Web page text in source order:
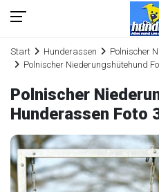
Start Hunderassen Polnischer
Polnischer Niederungshütehund
Polnischer
Hunderassen Foto